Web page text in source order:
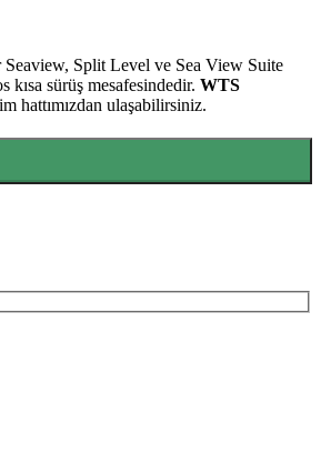
Seaview, Split Level ve Sea View Suite
sürüş mesafesindedir. WTS
hattımızdan ulaşabilirsiniz.